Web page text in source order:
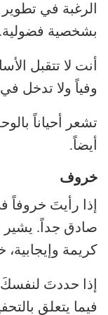
الرغبة في
بشخصية فضولية.
أنت لا تتقبل
وفياً ولا تدخل
تشعر أحياناً
أيضاً.
خروف
إذا رأيتَ
صادق جداً. يشير
كريمة وإيجابية،
إذا حددتَ
فيما يتعلق